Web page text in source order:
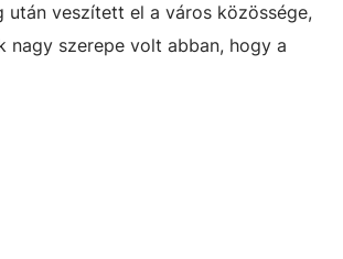
után veszített el a város közössége,
nagy szerepe volt abban, hogy a